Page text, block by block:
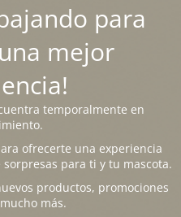
para
mejor
temporalmente en
ofrecerte una experiencia
para ti y tu mascota.
productos, promociones
más.